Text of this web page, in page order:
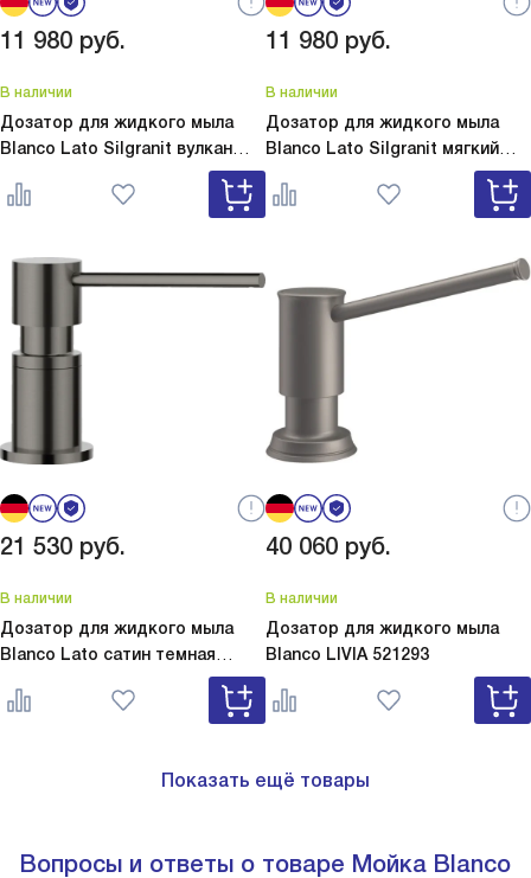
11 980 руб.
В наличии
Дозатор для жидкого мыла
Blanco Lato Silgranit вулкан
Lato Silgranit вулкан
серый 526954
11 980 руб.
В наличии
Дозатор для жидкого мыла
Blanco Lato Silgranit мягкий
Lato Silgranit мягкий
белый 526955
21 530 руб.
В наличии
Дозатор для жидкого мыла
Blanco Lato сатин темная
Lato сатин темная сталь
527743
40 060 руб.
В наличии
Дозатор для жидкого мыла
Blanco LIVIA 521293
Показать ещё товары
Вопросы и ответы о товаре Мойка Blanco